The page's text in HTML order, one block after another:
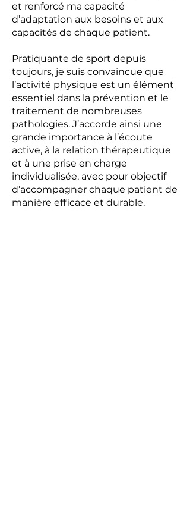
et renforcé ma capacité
d’adaptation aux besoins et aux
capacités de chaque patient.
Pratiquante de sport depuis
toujours, je suis convaincue que
l’activité physique est un élément
essentiel dans la prévention et le
traitement de nombreuses
pathologies. J’accorde ainsi une
grande importance à l’écoute
active, à la relation thérapeutique
et à une prise en charge
individualisée, avec pour objectif
d’accompagner chaque patient de
manière efficace et durable.